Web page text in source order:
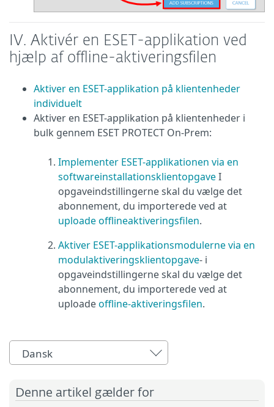
IV. Aktivér en ESET-applikation ved
hjælp af offline-aktiveringsfilen
Aktiver en ESET-applikation på klientenheder
individuelt
Aktiver en ESET-applikation på klientenheder i
bulk gennem ESET PROTECT On-Prem:
Implementer ESET-applikationen via en
softwareinstallationsklientopgaveI
opgaveindstillingerne skal du vælge det
abonnement, du importerede ved at
uploade offlineaktiveringsfilen.
Aktiver ESET-applikationsmodulerne via en
modulaktiveringsklientopgave- i
opgaveindstillingerne skal du vælge det
abonnement, du importerede ved at
uploadeoffline-aktiveringsfilen.
Dansk
Denne artikel gælder for